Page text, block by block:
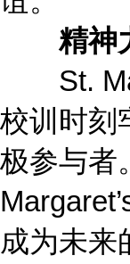
精神
St.
校训时刻
极参与者
成为未来